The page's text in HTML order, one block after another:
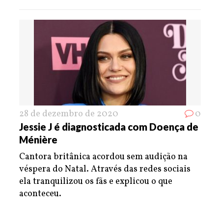
28 de dezembro de 2020 0
Jessie J é diagnosticada com Doença de
Ménière
Cantora britânica acordou sem audição na
véspera do Natal. Através das redes sociais
ela tranquilizou os fãs e explicou o que
aconteceu.